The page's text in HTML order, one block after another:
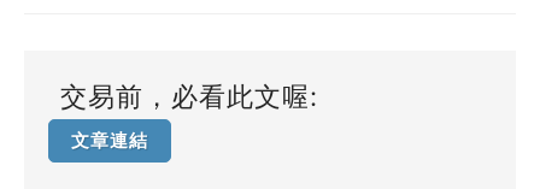
交易前，必看此文喔:
文章連結